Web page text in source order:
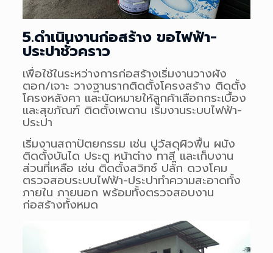
5.ดำเนินงานก่อสร้าง ขอไฟฟ้า-
ประปาชั่วคราว
เพื่อใช้ในระหว่างการก่อสร้างเริ่มงานวางผัง
ตอก/เจาะ วางฐานรากติดตั้งโครงสร้าง ติดตั้ง
โครงหลังคา และนัดหมายให้ลูกค้าเลือกกระเบื้อง
และสุขภัณฑ์ ติดตั้งเพดาน เริ่มงานระบบไฟฟ้า-
ประปา
เริ่มงานสถาปัตยกรรม เช่น ปูวัสดุผิวพื้น ผนัง
ติดตั้งบันได ประตู หน้าต่าง ทาสี และเก็บงาน
ส่วนที่เหลือ เช่น ติดตั้งสวิทซ์ ปลั๊ก ดวงโคม
ตรวจสอบระบบไฟฟ้า-ประปาทำความสะอาดทั้ง
ภายใน ภายนอก พร้อมทั้งตรวจสอบงาน
ก่อสร้างทั้งหมด